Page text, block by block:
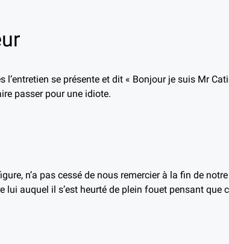
l’entretien se présente et dit « Bonjour je suis Mr
passer pour une idiote.
n’a pas cessé de nous remercier à la fin de
lui auquel il s’est heurté de plein fouet pensant que